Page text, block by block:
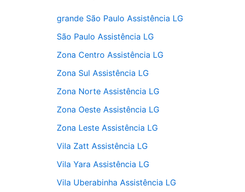
grande São Paulo Assistência LG
São Paulo Assistência LG
Zona Centro Assistência LG
Zona Sul Assistência LG
Zona Norte Assistência LG
Zona Oeste Assistência LG
Zona Leste Assistência LG
Vila Zatt Assistência LG
Vila Yara Assistência LG
Vila Uberabinha Assistência LG